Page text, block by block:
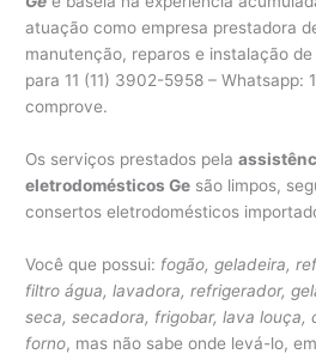
atuação como empresa prestadora
manutenção, reparos e instalação
para 11 (11) 3902-5958 – Whatsapp:
comprove.
Os serviços prestados pela
eletrodomésticos Ge são limpos,
consertos eletrodomésticos
Você que possui: fogão, geladeira,
filtro água, lavadora, refrigerador,
seca, secadora, frigobar, lava louça,
forno, mas não sabe onde levá-lo,